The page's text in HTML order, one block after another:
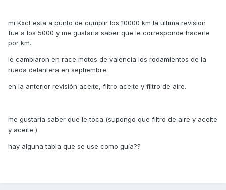
mi Kxct esta a punto de cumplir los 10000 km la ultima revision
fue a los 5000 y me gustaria saber que le corresponde hacerle
por km.
le cambiaron en race motos de valencia los rodamientos de la
rueda delantera en septiembre.
en la anterior revisión aceite, filtro aceite y filtro de aire.
me gustaría saber que le toca (supongo que filtro de aire y aceite
y aceite )
hay alguna tabla que se use como guía??